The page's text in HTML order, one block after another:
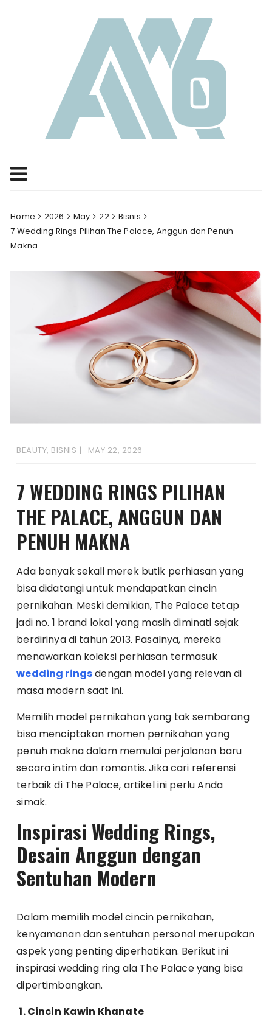
Home 2026 May 22
Bisnis
7 Wedding Rings Pilihan The Palace, Anggun dan Penuh
Makna
BEAUTY, BISNIS MAY 22, 2026
7 WEDDING RINGS PILIHAN
THE PALACE, ANGGUN DAN
PENUH MAKNA
Ada banyak sekali merek butik perhiasan yang
bisa didatangi untuk mendapatkan cincin
pernikahan. Meski demikian, The Palace tetap
jadi no. 1 brand lokal yang masih diminati sejak
berdirinya di tahun 2013. Pasalnya, mereka
menawarkan koleksi perhiasan termasuk
wedding ringsdengan model yang relevan di
masa modern saat ini.
Memilih model pernikahan yang tak sembarang
bisa menciptakan momen pernikahan yang
penuh makna dalam memulai perjalanan baru
secara intim dan romantis. Jika cari referensi
terbaik di The Palace, artikel ini perlu Anda
simak.
Inspirasi Wedding Rings,
Desain Anggun dengan
Sentuhan Modern
Dalam memilih model cincin pernikahan,
kenyamanan dan sentuhan personal merupakan
aspek yang penting diperhatikan. Berikut ini
inspirasi wedding ring ala The Palace yang bisa
dipertimbangkan.
1. Cincin Kawin Khanate